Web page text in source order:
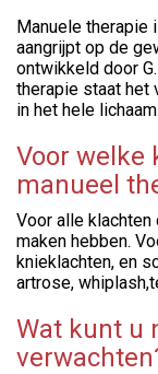
Manuele therapie
aangrijpt op de
ontwikkeld door
therapie staat het
in het hele lichaam.
Voor welke
manueel
Voor alle
maken hebben.
knieklachten, en
artrose,
Wat kunt u